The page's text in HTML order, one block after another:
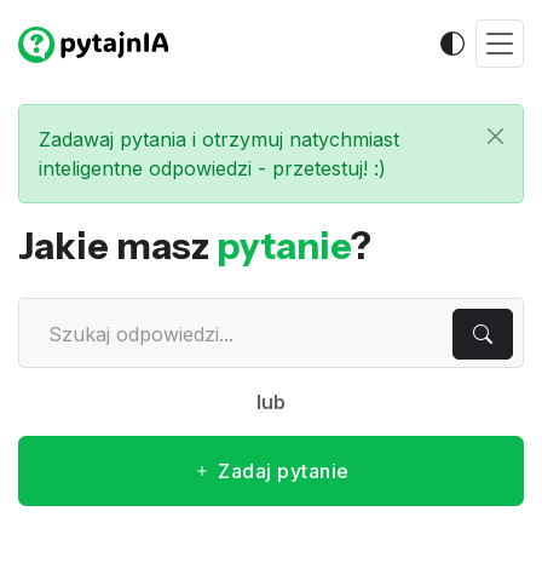
Zadawaj pytania i otrzymuj natychmiast
inteligentne odpowiedzi - przetestuj! :)
Jakie masz pytanie?
lub
Zadaj pytanie